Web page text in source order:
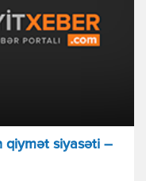
qiymət siyasəti –